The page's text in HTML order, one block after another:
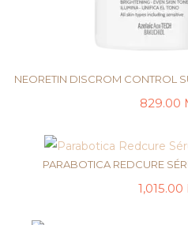
NEORETIN DISCROM CONTROL
829.00
PARABOTICA REDCURE
1,015.00